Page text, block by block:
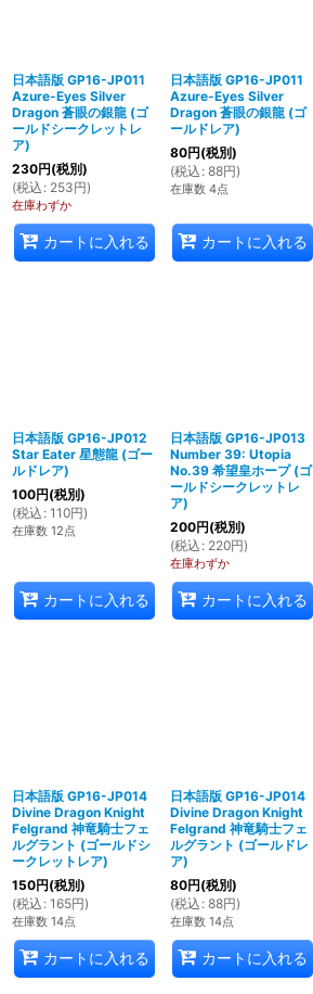
日本語版 GP16-JP011
Azure-Eyes Silver
Dragon 蒼眼の銀龍 (ゴ
ールドシークレットレ
ア)
230円(税別)
(税込 : 253円)
在庫わずか
カートに入れる
日本語版 GP16-JP011
Azure-Eyes Silver
Dragon 蒼眼の銀龍 (ゴ
ールドレア)
80円(税別)
(税込 : 88円)
在庫数 4点
カートに入れる
日本語版 GP16-JP012
Star Eater 星態龍 (ゴー
ルドレア)
100円(税別)
(税込 : 110円)
在庫数 12点
カートに入れる
日本語版 GP16-JP013
Number 39: Utopia
No.39 希望皇ホープ (ゴ
ールドシークレットレ
ア)
200円(税別)
(税込 : 220円)
在庫わずか
カートに入れる
日本語版 GP16-JP014
Divine Dragon Knight
Felgrand 神竜騎士フェ
ルグラント (ゴールドシ
ークレットレア)
150円(税別)
(税込 : 165円)
在庫数 14点
カートに入れる
日本語版 GP16-JP014
Divine Dragon Knight
Felgrand 神竜騎士フェ
ルグラント (ゴールドレ
ア)
80円(税別)
(税込 : 88円)
在庫数 14点
カートに入れる